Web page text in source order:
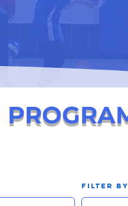
Filter by